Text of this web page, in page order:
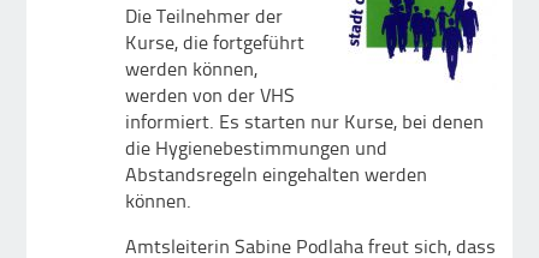
Die Teilnehmer der
Kurse, die fortgeführt
werden können,
werden von der VHS
informiert. Es starten nur Kurse, bei denen
die Hygienebestimmungen und
Abstandsregeln eingehalten werden
können.
Amtsleiterin Sabine Podlaha freut sich, dass